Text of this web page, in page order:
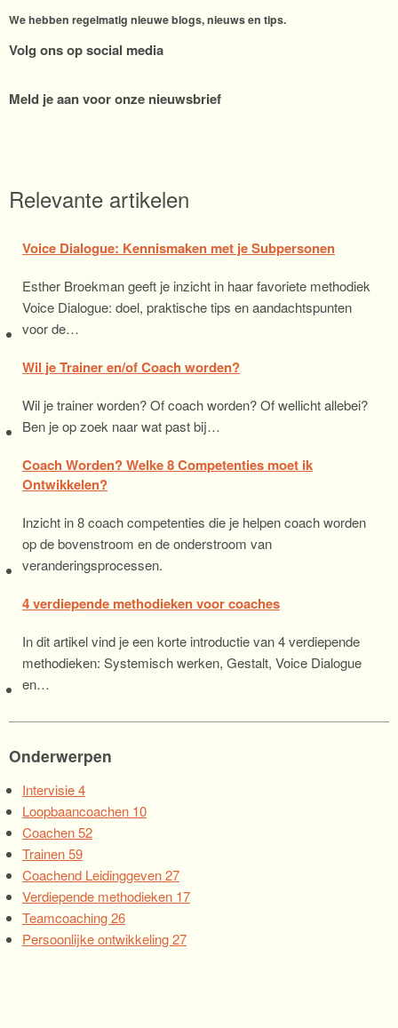
We hebben regelmatig nieuwe blogs, nieuws en tips.
Volg ons op social media
Meld je aan voor onze nieuwsbrief
Relevante artikelen
Voice Dialogue: Kennismaken met je Subpersonen
Esther Broekman geeft je inzicht in haar favoriete methodiek
Voice Dialogue: doel, praktische tips en aandachtspunten
voor de…
Wil je Trainer en/of Coach worden?
Wil je trainer worden? Of coach worden? Of wellicht allebei?
Ben je op zoek naar wat past bij…
Coach Worden? Welke 8 Competenties moet ik
Ontwikkelen?
Inzicht in 8 coach competenties die je helpen coach worden
op de bovenstroom en de onderstroom van
veranderingsprocessen.
4 verdiepende methodieken voor coaches
In dit artikel vind je een korte introductie van 4 verdiepende
methodieken: Systemisch werken, Gestalt, Voice Dialogue
en…
Onderwerpen
Intervisie4
Loopbaancoachen 10
Coachen52
Trainen59
Coachend Leidinggeven27
Verdiepende methodieken 17
Teamcoaching26
Persoonlijke ontwikkeling27